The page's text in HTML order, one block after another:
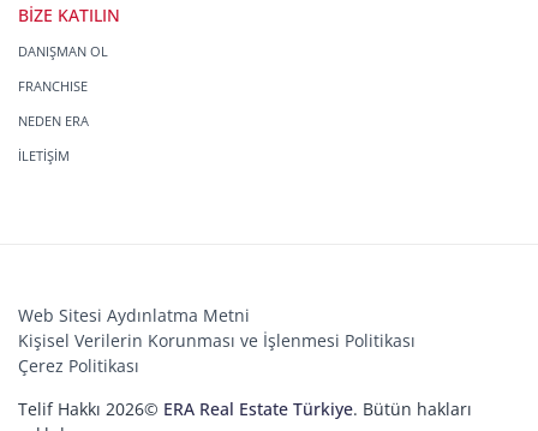
BİZE KATILIN
DANIŞMAN OL
FRANCHISE
NEDEN ERA
İLETİŞİM
Web Sitesi Aydınlatma Metni
Kişisel Verilerin Korunması ve İşlenmesi Politikası
Çerez Politikası
Telif Hakkı 2026© ERA Real Estate Türkiye. Bütün hakları